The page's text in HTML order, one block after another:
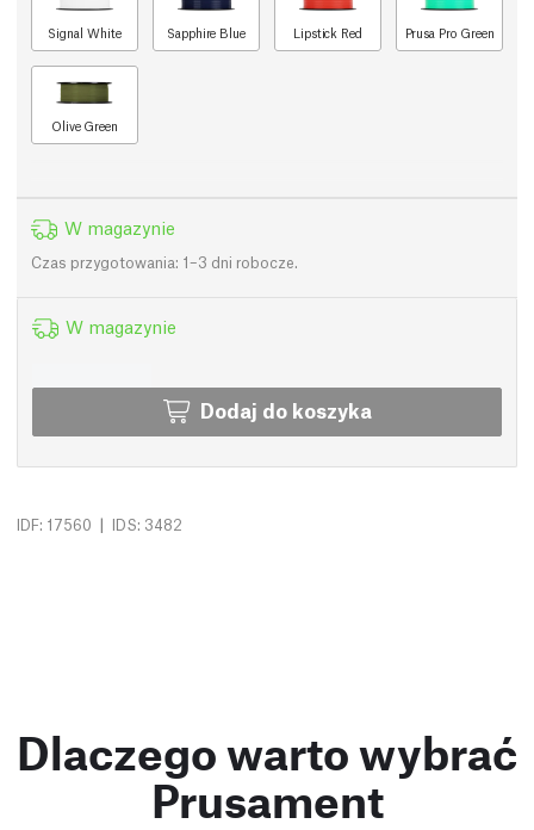
Signal White Sapphire Blue Lipstick Red Prusa Pro Green
Olive Green
W magazynie
Czas przygotowania: 1–3 dni robocze.
W magazynie
Dodaj do koszyka
IDF: 17560 | IDS: 3482
Dlaczego warto wybrać
Prusament